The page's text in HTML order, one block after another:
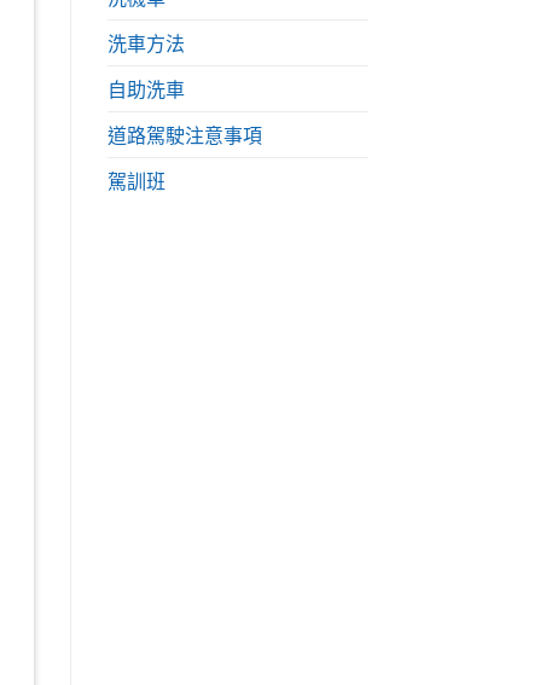
洗車方法
自助洗車
道路駕駛注意事項
駕訓班